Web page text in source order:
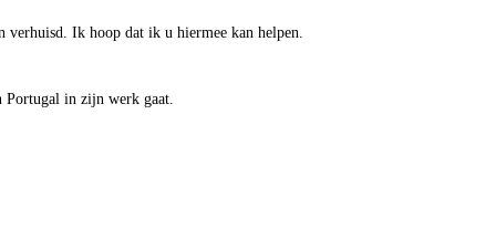
verhuisd. Ik hoop dat ik u hiermee kan helpen.
Portugal in zijn werk gaat.